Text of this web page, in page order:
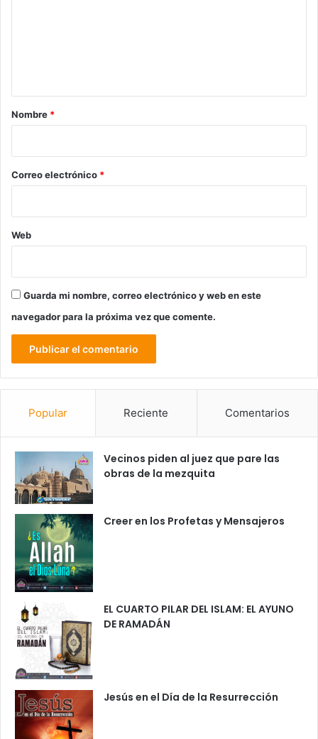
r
*
Nombre *
Correo electrónico *
Web
Guarda mi nombre, correo electrónico y web en este
navegador para la próxima vez que comente.
Popular Reciente Comentarios
Vecinos piden al juez que pare las
obras de la mezquita
Creer en los Profetas y Mensajeros
EL CUARTO PILAR DEL ISLAM: EL AYUNO
DE RAMADÁN
Jesús en el Día de la Resurrección